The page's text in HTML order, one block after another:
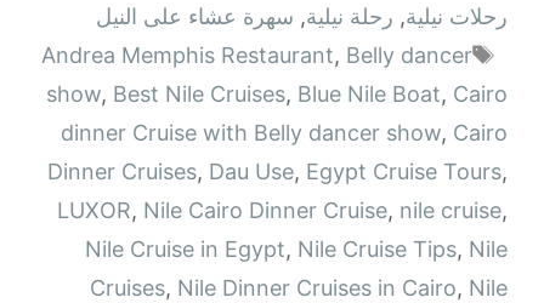
رحلات نيلية, رحلة نيلية, سهرة عشاء على النيل
الوسوم
Andrea Memphis Restaurant, Belly dancer
show, Best Nile Cruises, Blue Nile Boat, Cairo
dinner Cruise with Belly dancer show, Cairo
Dinner Cruises, Dau Use, Egypt Cruise Tours,
LUXOR, Nile Cairo Dinner Cruise, nile cruise,
Nile Cruise in Egypt, Nile Cruise Tips, Nile
Cruises, Nile Dinner Cruises in Cairo, Nile